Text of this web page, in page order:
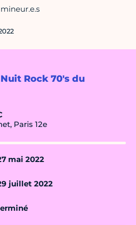
Rock 70's du
Paris 12e
mai 2022
juillet 2022